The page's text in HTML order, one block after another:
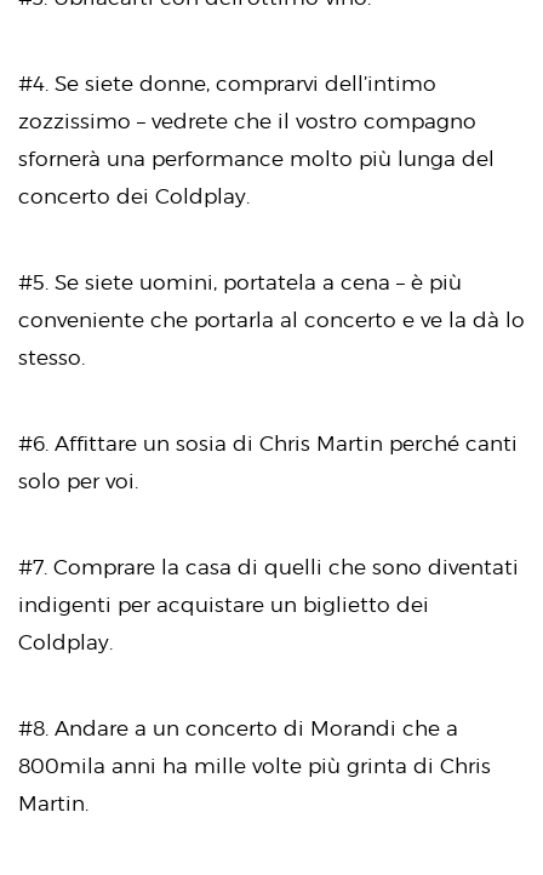
#4. Se siete donne, comprarvi dell’intimo
zozzissimo – vedrete che il vostro compagno
sfornerà una performance molto più lunga del
concerto dei Coldplay.
#5. Se siete uomini, portatela a cena – è più
conveniente che portarla al concerto e ve la dà lo
stesso.
#6. Affittare un sosia di Chris Martin perché canti
solo per voi.
#7. Comprare la casa di quelli che sono diventati
indigenti per acquistare un biglietto dei
Coldplay.
#8. Andare a un concerto di Morandi che a
800mila anni ha mille volte più grinta di Chris
Martin.